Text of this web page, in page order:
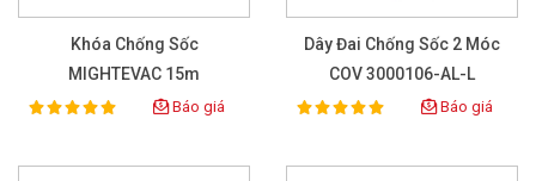
Khóa Chống Sốc
MIGHTEVAC 15m
Rating:
100% Báo giá
Dây Đai Chống Sốc 2 Móc
COV 3000106-AL-L
Rating:
100% Báo giá